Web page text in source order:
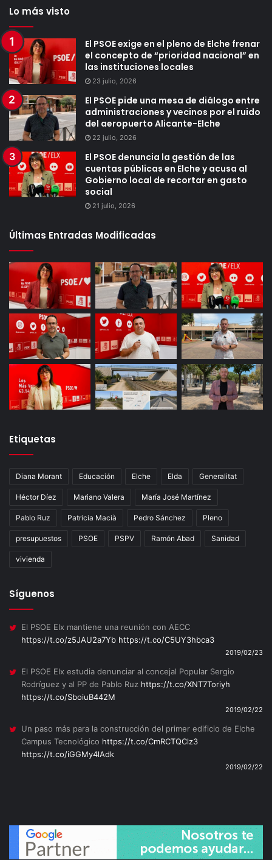
Lo más visto
El PSOE exige en el pleno de Elche frenar
el concepto de “prioridad nacional” en
las instituciones locales
23 julio, 2026
El PSOE pide una mesa de diálogo entre
administraciones y vecinos por el ruido
del aeropuerto Alicante-Elche
22 julio, 2026
El PSOE denuncia la gestión de las
cuentas públicas en Elche y acusa al
Gobierno local de recortar en gasto
social
21 julio, 2026
Últimas Entradas Modificadas
Etiquetas
Diana Morant Educación Elche Elda Generalitat
Héctor Díez Mariano Valera María José Martínez
Pablo Ruz Patricia Macià Pedro Sánchez Pleno
presupuestos PSOE PSPV Ramón Abad Sanidad
vivienda
Síguenos
El PSOE Elx mantiene una reunión con AECC
https://t.co/z5JAU2a7Yb https://t.co/C5UY3hbca3
2019/02/23
El PSOE Elx estudia denunciar al concejal Popular Sergio
Rodríguez y al PP de Pablo Ruz https://t.co/XNT7Toriyh
https://t.co/SboiuB442M
2019/02/22
Un paso más para la construcción del primer edificio de Elche
Campus Tecnológico https://t.co/CmRCTQClz3
https://t.co/iGGMy4lAdk
2019/02/22